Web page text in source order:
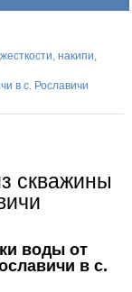
накипи,
в с. Рославичи
скважины
воды от
в с.